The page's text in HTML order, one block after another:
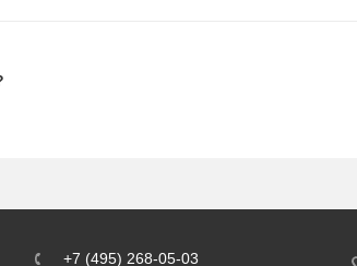
+7 (495) 268-05-03